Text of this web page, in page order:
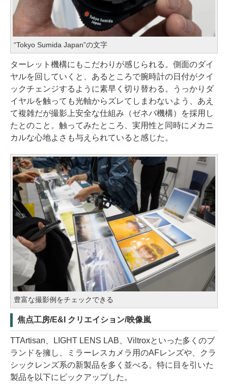
“Tokyo Sumida Japan”の文字
ターレット機構にもこだわりが感じられる。側面のダイ
ヤルを回していくと、あるところで腕時計の日付がクイ
ックチェンジするように素早く切り替わる。うっかりダ
イヤルを触っても光軸からズレてしまわないよう、あえ
て複雑だが撮影上安全な仕組み（ゼネバ機構）を採用し
たとのこと。触ってみたところ、実用性と同時にメカニ
カルな心地よさも与えられていると感じた。
豊富な撮影例をチェックできる
焦点工房/E&I クリエイション/映像嵐
TTArtisan、LIGHT LENS LAB、Viltroxといった多くのブ
ランドを擁し、ミラーレスカメラ用のAFレンズや、クラ
シックレンズ系の新製品を多く並べる。特に目を引いた
製品を以下にピックアップした。